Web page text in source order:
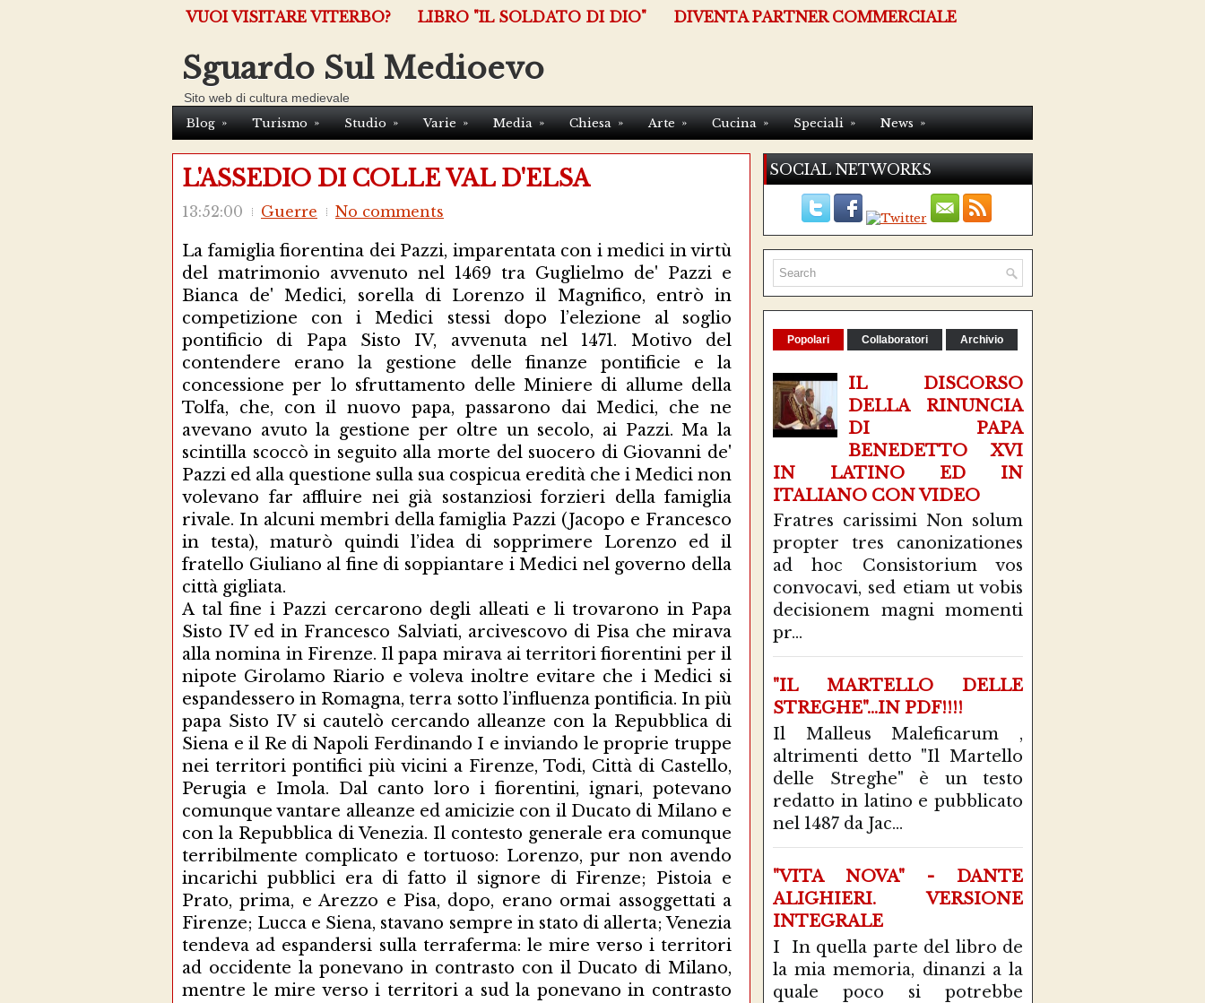
VUOI VISITARE VITERBO? LIBRO "IL SOLDATO DI DIO" DIVENTA PARTNER COMMERCIALE
Sguardo Sul Medioevo
Sito web di cultura medievale
Blog » Turismo » Studio » Varie » Media » Chiesa » Arte » Cucina » Speciali » News »
L'ASSEDIO DI COLLE VAL D'ELSA
13:52:00 Guerre No comments
La famiglia fiorentina dei Pazzi, imparentata con i medici in virtù
del matrimonio avvenuto nel 1469 tra Guglielmo de' Pazzi e
Bianca de' Medici, sorella di Lorenzo il Magnifico, entrò in
competizione con i Medici stessi dopo l’elezione al soglio
pontificio di Papa Sisto IV, avvenuta nel 1471. Motivo del
contendere erano la gestione delle finanze pontificie e la
concessione per lo sfruttamento delle Miniere di allume della
Tolfa, che, con il nuovo papa, passarono dai Medici, che ne
avevano avuto la gestione per oltre un secolo, ai Pazzi. Ma la
scintilla scoccò in seguito alla morte del suocero di Giovanni de'
Pazzi ed alla questione sulla sua cospicua eredità che i Medici non
volevano far affluire nei già sostanziosi forzieri della famiglia
rivale. In alcuni membri della famiglia Pazzi (Jacopo e Francesco
in testa), maturò quindi l’idea di sopprimere Lorenzo ed il
fratello Giuliano al fine di soppiantare i Medici nel governo della
città gigliata.
A tal fine i Pazzi cercarono degli alleati e li trovarono in Papa Sisto IV ed in Francesco Salviati, arcivescovo di Pisa che mirava alla nomina in Firenze. Il papa mirava ai territori fiorentini per il nipote Girolamo Riario e voleva inoltre evitare che i Medici si espandessero in Romagna, terra sotto l’influenza pontificia. In più papa Sisto IV si cautelò cercando alleanze con la Repubblica di Siena e il Re di Napoli Ferdinando I e inviando le proprie truppe nei territori pontifici più vicini a Firenze, Todi, Città di Castello, Perugia e Imola. Dal canto loro i fiorentini, ignari, potevano comunque vantare alleanze ed amicizie con il Ducato di Milano e con la Repubblica di Venezia. Il contesto generale era comunque terribilmente complicato e tortuoso: Lorenzo, pur non avendo incarichi pubblici era di fatto il signore di Firenze; Pistoia e Prato, prima, e Arezzo e Pisa, dopo, erano ormai assoggettati a Firenze; Lucca e Siena, stavano sempre in stato di allerta; Venezia tendeva ad espandersi sulla terraferma: le mire verso i territori ad occidente la ponevano in contrasto con il Ducato di Milano, mentre le mire verso i territori a sud la ponevano in contrasto con il Regno di Napoli; i Medici mantenevano la loro amicizia con la Francia per interessi commerciali; i francesi non vedevano di buon occhio gli Aragonesi napoletani perché avevano spodestato gli Angioini da cui discendeva il Re di Francia; le mire e le influenze di Firenze sui territori di Romagna e Umbria, colpivano direttamente gli interessi pontifici; i matrimoni incrociati tra i rampolli delle nobili famiglie che regnavano sui vari “Stati” anziché facilitare i rapporti, alimentavano le turbolenze ed i sospetti. Il 26 aprile 1478, durante la festa in onore di Raffaele Riario Sansoni, nipote del Conte Girolamo Riario e da poco nominato cardinale di San Giorgio, i Pazzi, dopo alcuni rinvii, misero in atto il loro piano e in Santa Maria del Fiore uccisero Giuliano ma riuscirono solo a ferire Lorenzo. La reazione dei Medici fu istantanea e sanguinosa: i Pazzi e gli altri congiurati furono uccisi o catturati come il cardinale Riario Sansone, rinchiuso nella fortezza di Volterra. Per contro papa Sisto IV scomunicò subito Lorenzo ed i membri degli organi dello Stato fiorentino, lasciando loro un mese di tempo per chiedere il perdono papale, liberare i prigionieri e consegnare i colpevoli delle uccisioni successive alla congiura che sarebbero stati sottoposti alla giustizia dello Stato Pontificio stesso. Non solo, Sisto IV firmò un’alleanza con Ferrante d’Aragona e la Repubblica di Siena che mirava ad allontanare Lorenzo da Firenze. A niente valsero le ambascerie e le prese di posizione dei Medici che accusavano espressamente Sisto IV di essere un artefice della congiura al pari del nipote Girolamo Riario. Firenze, ricca di risorse finanziarie e con grandi capacità mercantili, non era preparata alla guerra non avendo mai puntato troppo a diventare una potenza militare. Lorenzo corse subito ai ripari ed assoldò numerosi capitani con le relative truppe e chiese l’aiuto degli Stati amici che, già impegnati militarmente in altre operazioni o timorosi di trovarsi troppo indifesi dagli attacchi esterni (Venezia dai turchi, che poi attaccheranno la repubblica in Friuli, e Milano da Genova, che poi si rivolterà reclamando la persa indipendenza), non poterono che fornire, anche a pagamento, uno scarso aiuto in fatto di truppe. La differenza tra le forze in campo era notevole, tanto più che, mentre a capo dei nemici di Firenze venne posto Alfonso II di Napoli, Duca di Calabria, figlio di Ferrante d’Aragona, con pieni poteri, ben difficilmente Lorenzo avrebbe potuto contare su un comando unitario in considerazione della disomogeneità delle truppe a sua disposizione i cui comandanti e si trovano spesso in contrasto tra di loro. La guerra che seguì fu una guerra atipica, senza scontri frontali e sanguinosi tra tutte le forze in campo. Fu combattuta in borghi e castelli che venivano occupati, saccheggiati e abbandonati e poi di nuovo occupati soprattutto da parte delle forze alleate del Papa. Alla fine del giugno 1478 le truppe guidate da Alfonso di Calabria giunsero in Toscana congiungendosi con quelle dell’alleato Duca di Urbino nei pressi di Montepulciano. Mentre le truppe fiorentine si ritirarono verso Arezzo, le truppe napoletane si limitarono a scorribande nei territori del Chianti e della Valdelsa. Frattanto Firenze cerca di nominare un capo dell’esercito e nomina quattro capitani cui tutte le forze avrebbero dovuto obbedienza: Niccolò Orsini, conte di Pitigliano, Giangiacomo Trivulzio, Alberto Visconti e Galeotto della Mirandola. Mentre le truppe nemiche si avvalgono dei rinforzi portati da Don Federico, l’altro figlio di Ferrante d’Aragona, ed occupano Castellina in Chianti il 18 agosto e Radda in Chianti il 24 dello stesso mese, i fiorentini, che aspettano l’arrivo dei rinforzi promessi dal re di Francia, sono indecisi e prudenti. Le scorribande e le incursioni si susseguono con le inevitabili devastazioni sia nei territori del Chianti sia in quelli del Valdarno; lo stesso succede in tempi successivi in Valdarbia, in Valdicecina, in Valdichiana, in Valdelsa ed in Maremma. Firenze, per tutto l’inverno, continua le sue iniziative politiche e diplomatiche verso gli alleati invitandoli ad inviare le proprie truppe anche per presidiare la parte nord della Toscana, già oggetto di scorribande. Nonostante i ripetuti inviti, gli aiuti tardano a venire ed anche le truppe inviate da Ercole d’Este non possono molto. I castelli vengono occupati, ripresi e di nuovo occupati, come Casole o come i Castelli dell’Umbria, e subiscono notevoli distruzioni. Lo scontro decisivo però non arriva. Cadono quindi in mano nemica Vico, Certaldo, Castelfiorentino e Barberino. Il 22 settembre anche il Poggio Imperiale di Poggibonsi, dopo alcuni giorni di assedio, passa in mano nemica. La Valdelsa è quindi interamente occupata con la sola esclusione di Colle ben fortificato e ben difendibile. Nonostante le forze della Lega fiorentina non possano opporre molta resistenza, anziché dirigersi verso Firenze, le truppe di Alfonso di Calabria e Federico da Montefeltro si trattengono in Valdelsa. Fu in pratica l’atto conclusivo della guerra. Il Commissario di Colle, Angelo Spini, a più riprese, aveva chiesto rinforzi a Firenze, che riuscirono solo ad inviare 400 uomini al comando del veneziano Carlino di Novello che godeva di grande reputazione. Mentre i colligiani presidiavano il Castello, gli aiuti esterni si piazzarono nel Borgo. Alfonso di Calabria cercò di indurre Colle ad una resa onorevole prima dell’inizio delle ostilità, inviando i suoi araldi. Dopo il rifiuto ottenuto dai Magistrati del Comune, Il Duca inviò i suoi esploratori per preparare l’attacco, ma furono attaccati con gravi perdite. Il 24 settembre il grosso delle truppe di Alfonso di Calabria si stabilì intorno a Colle ed ebbe inizio l’assedio. L’esercito nemico poteva contare su circa 100 squadre di uomini a cavallo e circa 5.000 soldati, oltre a grosse bombarde. I fiorentini avevano posto il loro campo a San Casciano ed a niente valsero gli inviti dei Medici, di Lorenzo stesso ma soprattutto del suo cancelliere Bartolomeo Scala, colligiano, a spostarsi più vicini a Colle, a San Gimignano. Non potendo inviare altri aiuti (anche perché le truppe veneziane, ad esempio, avevano ricevuto l’ordine di non esporsi troppo Firenze si limitò ad esprimere parole di stima, apprezzamento ed incitamento nei confronti dei colligiani, arrivando a concedere, in perpetuo e con tutti i diritti civili e politici, a tutti i cittadini nati o che fossero nati a Colle la cittadinanza fiorentina. Il primo assalto avvenne il 3 ottobre, ma la baldanza degli assedianti fu ben presto placata. Lo scontro, che si protrasse fino a notte, fu durissimo ed ingenti furono le perdite da ambo le parti. Mentre Colle rimaneva assediata, vi furono alcune sortite nel campo nemico che causarono diverse perdite tra gli assedianti e, cosa più importante, la messa fuori uso di alcune bombarde. L’attacco successivo, durato quattro ore, avvenne probabilmente il 16 ottobre, ma anche in questo caso venne respinto con successo e con gravi perdite per gli assedianti, che si trovarono attaccati anche dalle truppe fiorentine stanziate a San Gimignano. Il 21 ottobre vi è un nuovo assalto che si protrae per diverse ore, ma i colligiani, baldanzosi per la resistenza ed i successi finora ottenuti, oltre che adirati per il comportamento della Repubblica di Siena, che voleva impadronirsi della città, e delle sue truppe che catturavano ed impiccavano i soldati ed i messaggeri incaricati di portare fuori dalla città assediata i messaggi per le forze alleate, riescono ancora una volta, sia pure con gravi perdite, a respingere il nemico. Dopo questo assalto gli assedianti iniziano a scaricare colpi di bombarda sulla città danneggiando fortificazioni e case. Viene fatto ricorso anche a metodi meno “ortodossi”, come ammassare il bestiame morto e lo sterco sotto le mura, e all’uso di frecce avvelenate. Ma la resistenza continua. Per facilitare le difese, il 26 ottobre, viene abbandonato e dato alle fiamme il Borgo di Santa Caterina, considerato poco difendibile, per concentrare le difese nel Castello, e viene distrutto il ponte levatoio che collegava i due “terzi” della città per evitare sia facili attacchi sia defezioni tra i difensori. Donne, bambini e feriti vengono fatti uscire dalle mura e, grazie anche alla benevolenza del Duca Alfonso di Calabria, hanno via libera. Una fuga dal Castello assediato viene tentata dalle truppe veneziane di Carlino di Novello, ma vengono respinte dagli stessi assalitori e sono costrette a rimanere, Per dare il buon esempio i sospettati di connivenza con il nemico ed i soverchiatori, vengono impiccati. Un tentativo di aiuto da parte di Firenze, con armi e uomini, fallisce miseramente per l’intervento degli assedianti. Il grosse delle truppe rimane al sicuro a San
SOCIAL NETWORKS
Popolari Collaboratori Archivio
IL DISCORSO
DELLA RINUNCIA
DI PAPA
BENEDETTO XVI
IN LATINO ED IN
ITALIANO CON VIDEO
Fratres carissimi Non solum
propter tres canonizationes
ad hoc Consistorium vos
convocavi, sed etiam ut vobis
decisionem magni momenti
pr...
"IL MARTELLO DELLE
STREGHE"...IN PDF!!!!
Il Malleus Maleficarum ,
altrimenti detto "Il Martello
delle Streghe" è un testo
redatto in latino e pubblicato
nel 1487 da Jac...
"VITA NOVA" - DANTE
ALIGHIERI. VERSIONE
INTEGRALE
I In quella parte del libro de
la mia memoria, dinanzi a la
quale poco si potrebbe